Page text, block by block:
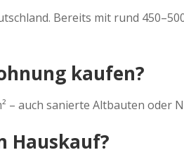
Bereits mit rund
kaufen?
– auch sanierte Altbauten oder
Hauskauf?